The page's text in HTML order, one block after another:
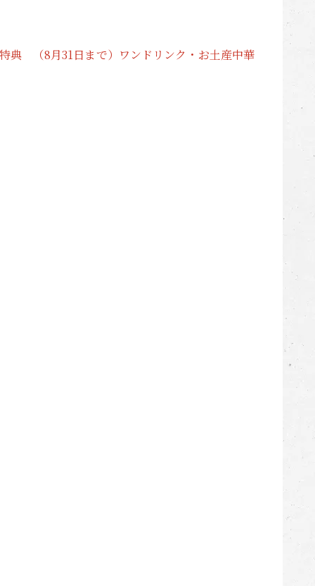
典 （8月31日まで）ワンドリンク・お土産中華